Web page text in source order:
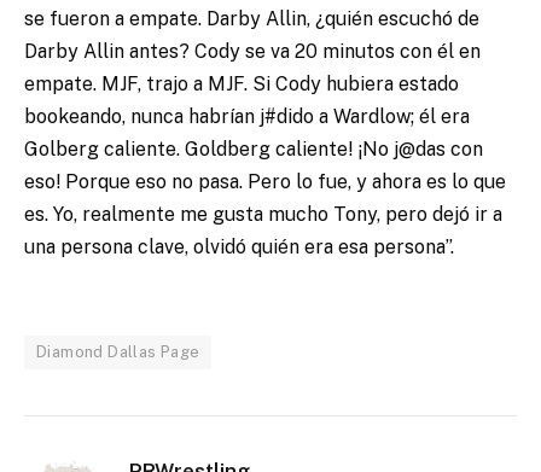
se fueron a empate. Darby Allin, ¿quién escuchó de
Darby Allin antes? Cody se va 20 minutos con él en
empate. MJF, trajo a MJF. Si Cody hubiera estado
bookeando, nunca habrían j#dido a Wardlow; él era
Golberg caliente. Goldberg caliente! ¡No j@das con
eso! Porque eso no pasa. Pero lo fue, y ahora es lo que
es. Yo, realmente me gusta mucho Tony, pero dejó ir a
una persona clave, olvidó quién era esa persona”.
Diamond Dallas Page